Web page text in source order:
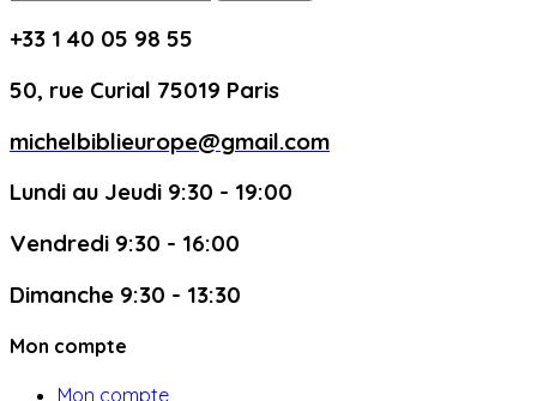
+33 1 40 05 98 55
50, rue Curial 75019 Paris
michelbiblieurope@gmail.com
Lundi au Jeudi 9:30 - 19:00
Vendredi 9:30 - 16:00
Dimanche 9:30 - 13:30
Mon compte
Mon compte